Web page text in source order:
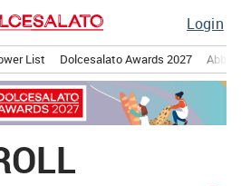
Login
List Dolcesalato Awards 2027